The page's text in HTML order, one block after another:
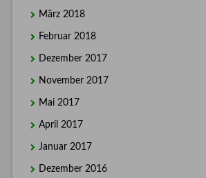
März 2018
Februar 2018
Dezember 2017
November 2017
Mai 2017
April 2017
Januar 2017
Dezember 2016